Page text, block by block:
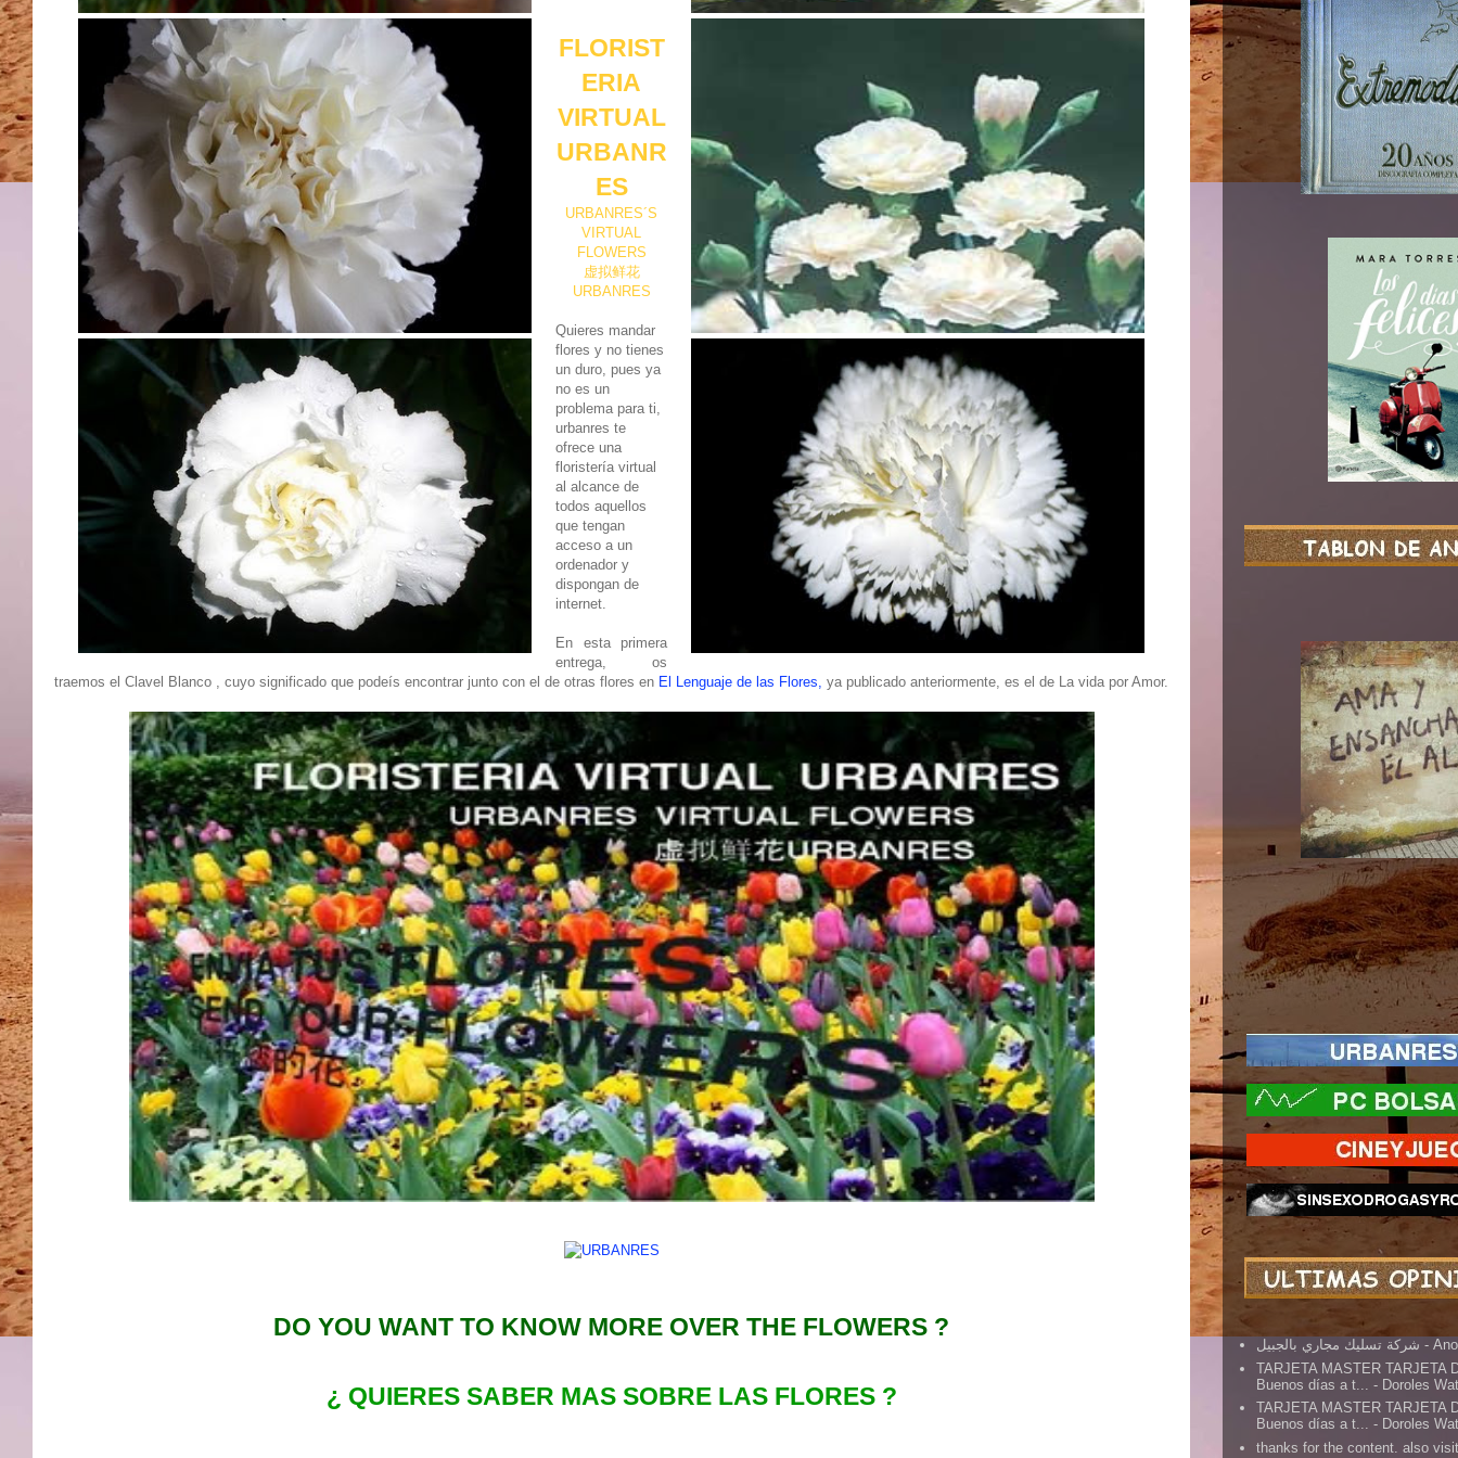
FLORIST
ERIA
VIRTUAL
URBANR
ES
URBANRES´S
VIRTUAL
FLOWERS
虚拟鲜花
URBANRES
Quieres mandar
flores y no tienes
un duro, pues ya
no es un
problema para ti,
urbanres te
ofrece una
floristería virtual
al alcance de
todos aquellos
que tengan
acceso a un
ordenador y
dispongan de
internet.
En esta primera
entrega, os
traemos el Clavel Blanco , cuyo significado que podeís encontrar junto con el de otras flores en El Lenguaje de las Flores, ya publicado anteriormente, es el de La vida por Amor.
DO YOU WANT TO KNOW MORE OVER THE FLOWERS ?
¿ QUIERES SABER MAS SOBRE LAS FLORES ?
شركة تسليك مجاري بالجبيل -
TARJETA MASTER TARJETA
Buenos días a t...
- Doroles
TARJETA MASTER TARJETA
Buenos días a t... - Doroles
thanks for the content. also